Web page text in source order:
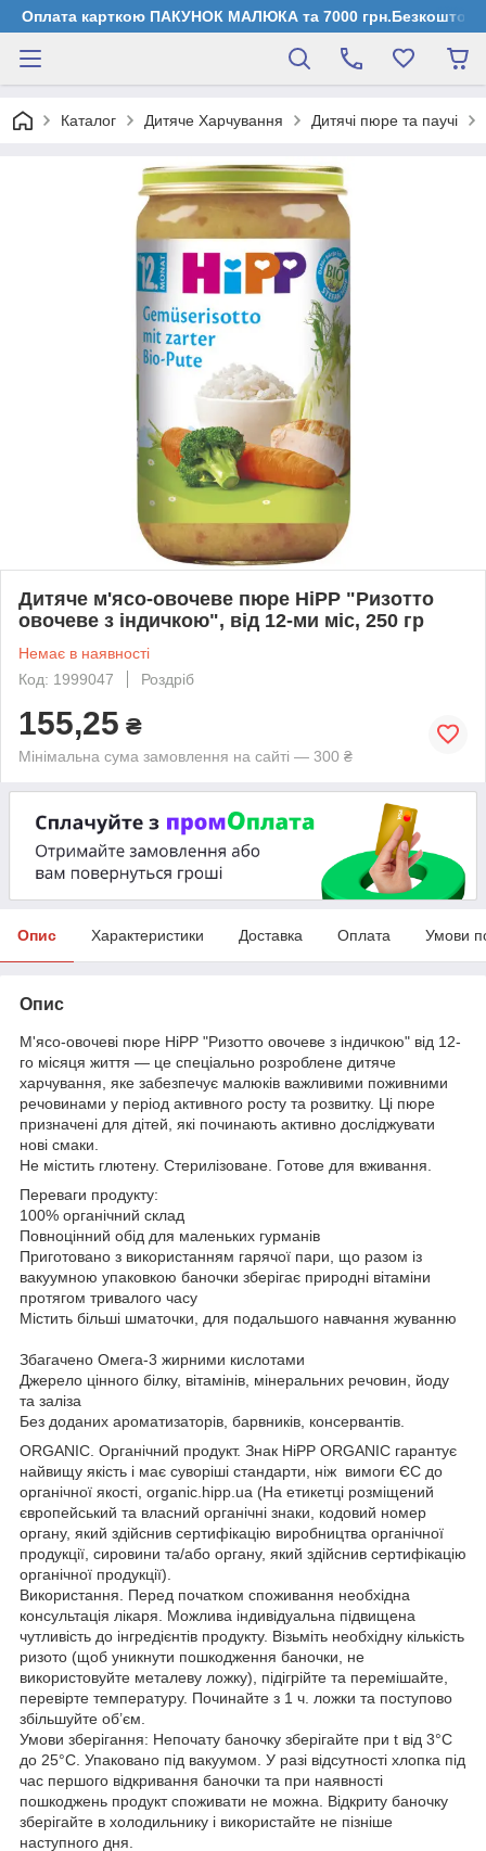
Оплата карткою ПАКУНОК МАЛЮКА та 7000 грн.Безкоштовна
Каталог Дитяче Харчування Дитячі пюре та паучі
Дитяче м'ясо-овочеве пюре HiPP "Ризотто
овочеве з індичкою", від 12-ми міс, 250 гр
Немає в наявності
Код: 1999047
Роздріб
155,25 ₴
Мінімальна сума замовлення на сайті — 300 ₴
Опис Характеристики Доставка Оплата Умови
Опис
М'ясо-овочеві пюре HiPP "Ризотто овочеве з індичкою" від 12-
го місяця життя — це спеціально розроблене дитяче
харчування, яке забезпечує малюків важливими поживними
речовинами у період активного росту та розвитку. Ці пюре
призначені для дітей, які починають активно досліджувати
нові смаки.
Не містить глютену. Стерилізоване. Готове для вживання.
Переваги продукту:
100% органічний склад
Повноцінний обід для маленьких гурманів
Приготовано з використанням гарячої пари, що разом із
вакуумною упаковкою баночки зберігає природні вітаміни
протягом тривалого часу
Містить більші шматочки, для подальшого навчання жуванню
Збагачено Омега-3 жирними кислотами
Джерело цінного білку, вітамінів, мінеральних речовин, йоду
та заліза
Без доданих ароматизаторів, барвників, консервантів.
ORGANIC. Органічний продукт. Знак HiPP ORGANIC гарантує
найвищу якість і має суворіші стандарти, ніж вимоги ЄС до
органічної якості, organic.hipp.ua (На етикетці розміщений
європейський та власний органічні знаки, кодовий номер
органу, який здійснив сертифікацію виробництва органічної
продукції, сировини та/або органу, який здійснив сертифікацію
органічної продукції).
Використання. Перед початком споживання необхідна
консультація лікаря. Можлива індивідуальна підвищена
чутливість до інгредієнтів продукту. Візьміть необхідну кількість
ризото (щоб уникнути пошкодження баночки, не
використовуйте металеву ложку), підігрійте та перемішайте,
перевірте температуру. Починайте з 1 ч. ложки та поступово
збільшуйте об’єм.
Умови зберігання: Непочату баночку зберігайте при t від 3°С
до 25°С. Упаковано під вакуумом. У разі відсутності хлопка під
час першого відкривання баночки та при наявності
пошкоджень продукт споживати не можна. Відкриту баночку
зберігайте в холодильнику і використайте не пізніше
наступного дня.